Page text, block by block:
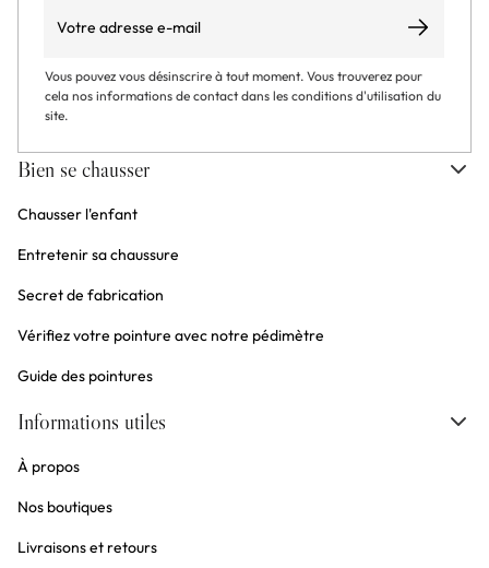
S’abonner
Vous pouvez vous désinscrire à tout moment. Vous trouverez pour
cela nos informations de contact dans les conditions d'utilisation du
site.
Bien se chausser
Chausser l'enfant
Entretenir sa chaussure
Secret de fabrication
Vérifiez votre pointure avec notre pédimètre
Guide des pointures
Informations utiles
À propos
Nos boutiques
Livraisons et retours